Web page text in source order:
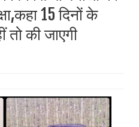
15 दिनों के
तो की जाएगी